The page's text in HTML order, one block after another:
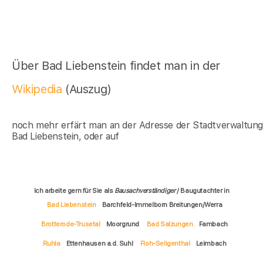
Über Bad Liebenstein findet man in der
Wikipedia (Auszug)
noch mehr erfärt man an der Adresse der
Bad Liebenstein, oder auf
Ich arbeite gern für Sie als Bausachverständiger/ Baugutachter in
Bad Liebenstein
Barchfeld-Immelborn Breitungen/Werra
Brotterode-Trusetal Moorgrund Bad Salzungen Fambach
Ruhla Ettenhausen a.d. Suhl Floh-Seligenthal Leimbach